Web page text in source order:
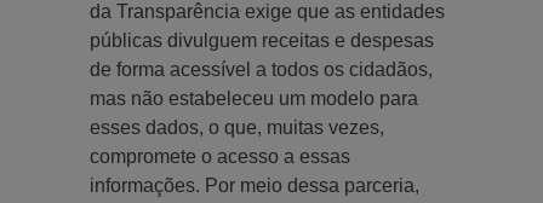
da Transparência exige que as entidades
públicas divulguem receitas e despesas
de forma acessível a todos os cidadãos,
mas não estabeleceu um modelo para
esses dados, o que, muitas vezes,
compromete o acesso a essas
informações. Por meio dessa parceria,